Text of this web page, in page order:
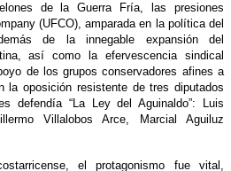
de la Guerra Fría, las presiones
(UFCO), amparada en la política del
de la innegable expansión del
así como la efervescencia sindical
de los grupos conservadores afines a
la oposición resistente de tres diputados
defendía “La Ley del Aguinaldo”: Luis
Villalobos Arce, Marcial Aguiluz
el protagonismo fue vital,